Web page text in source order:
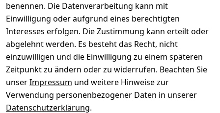
benennen. Die Datenverarbeitung kann mit
Einwilligung oder aufgrund eines berechtigten
Interesses erfolgen. Die Zustimmung kann erteilt oder
abgelehnt werden. Es besteht das Recht, nicht
einzuwilligen und die Einwilligung zu einem späteren
Zeitpunkt zu ändern oder zu widerrufen. Beachten Sie
unserImpressum und weitere Hinweise zur
Verwendung personenbezogener Daten in unserer
Datenschutzerklärung.
Datenschutze
rklärung
Barrierefreihe
itserklärung
Widerrufsrec
ht
Kataloge zum
Download
Pflege &
Kundendienst
Kiefermöbel
Hilfe